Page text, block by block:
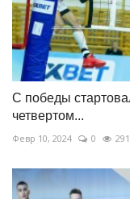
С победы
четвертом...
Февр 10, 2024 0 291